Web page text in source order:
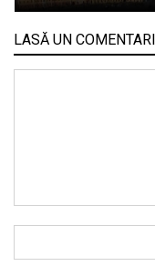
LASĂ UN